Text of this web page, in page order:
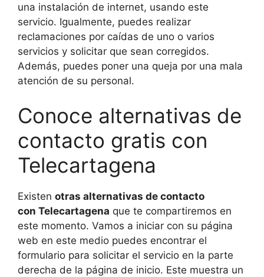
una instalación de internet, usando este
servicio. Igualmente, puedes realizar
reclamaciones por caídas de uno o varios
servicios y solicitar que sean corregidos.
Además, puedes poner una queja por una mala
atención de su personal.
Conoce alternativas de
contacto gratis con
Telecartagena
Existen otras alternativas de contacto
con Telecartagena que te compartiremos en
este momento. Vamos a iniciar con su página
web en este medio puedes encontrar el
formulario para solicitar el servicio en la parte
derecha de la página de inicio. Este muestra un